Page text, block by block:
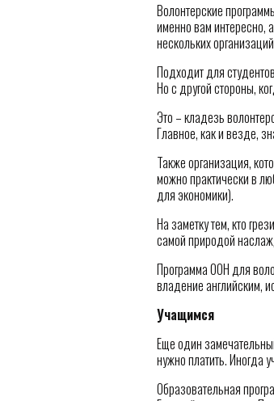
Волонтерские
именно вам интересно,
нескольких
Подходит для
Но с другой стороны,
Это – кладезь
Главное, как и везде,
Также организация,
можно практически в
для экономики).
На заметку тем, кто
самой природой
Программа ООН для
владение английским,
Учащимся
Еще один
нужно платить. Иногда
Образовательная